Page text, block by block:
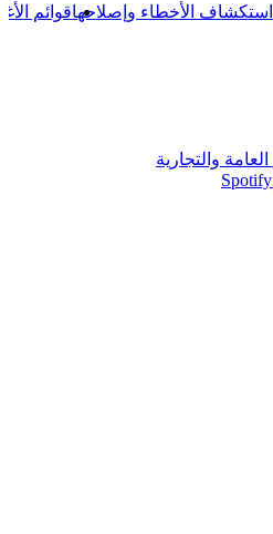
استكشاف الأخطاء وإصلاحهاقوائم